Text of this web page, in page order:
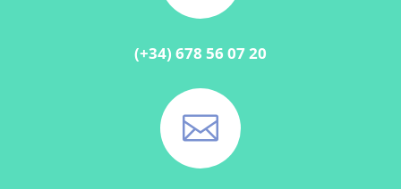
(+34) 678 56 07 20
